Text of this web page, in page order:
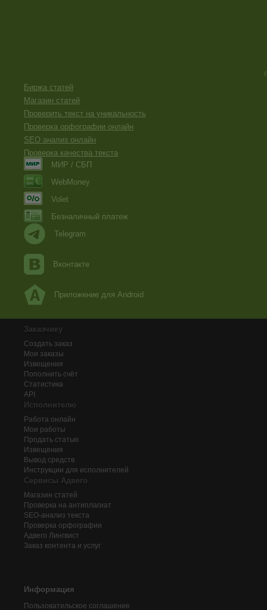
Биржа статей
Магазин статей
Проверить текст на уникальность
Проверка орфографии онлайн
SEO анализ онлайн
Проверка качества текста
МИР / СБП
WebMoney
Volet
Безналичный платеж
Telegram
Вконтакте
Приложение для Android
Заказчику
Создать заказ
Мои заказы
Извещения
Пополнить счёт
Статистика
API
Исполнителю
Работа онлайн
Мои работы
Продать статью
Извещения
Вывод средств
Инструкции для исполнителей
Сервисы Адвего
Магазин статей
Проверка на антиплагиат
SEO-анализ текста
Проверка орфографии
Адвего Лингвист
Заказ контента и услуг
Информация
Пользовательское соглашение